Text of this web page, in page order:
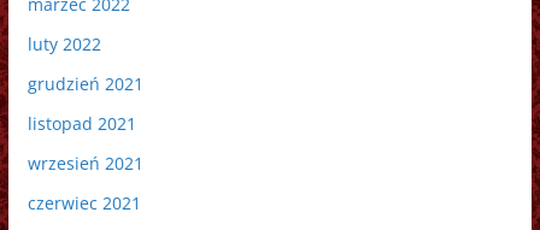
marzec 2022
luty 2022
grudzień 2021
listopad 2021
wrzesień 2021
czerwiec 2021